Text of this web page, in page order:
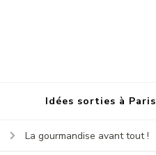
Idées sorties à Paris
La gourmandise avant tout !